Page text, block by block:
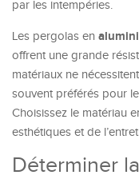
par les intempéries.
Les pergolas en
offrent une grande
matériaux ne
souvent préférés pour
Choisissez le matériau
esthétiques et de
Déterminer